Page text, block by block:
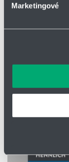
Soubory
vašimi údaji
Marketingové